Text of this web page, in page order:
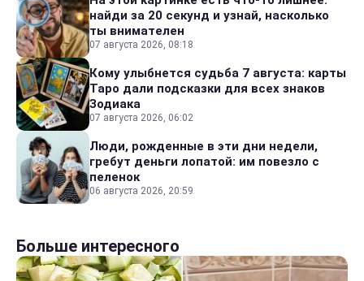
найди за 20 секунд и узнай, насколько
ты внимателен
07 августа 2026, 08:18
Кому улыбнется судьба 7 августа: карты
Таро дали подсказки для всех знаков
Зодиака
07 августа 2026, 06:02
Люди, рожденные в эти дни недели,
гребут деньги лопатой: им повезло с
пеленок
06 августа 2026, 20:59
Больше интересного